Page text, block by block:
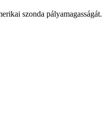
szonda pályamagasságát.